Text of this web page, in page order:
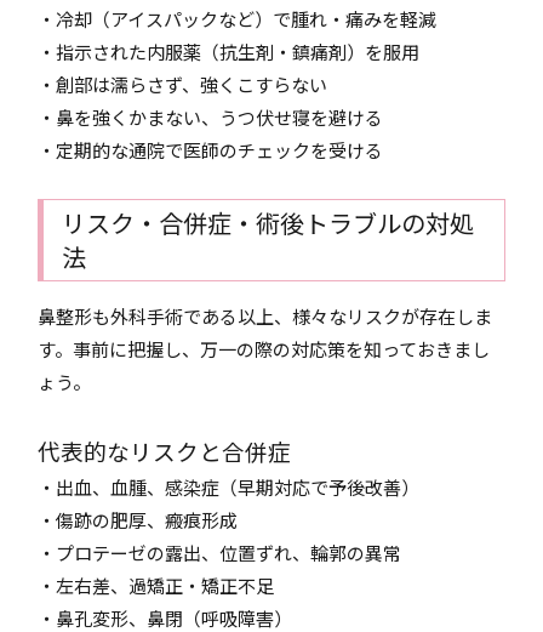
・冷却（アイスパックなど）で腫れ・痛みを軽減
・指示された内服薬（抗生剤・鎮痛剤）を服用
・創部は濡らさず、強くこすらない
・鼻を強くかまない、うつ伏せ寝を避ける
・定期的な通院で医師のチェックを受ける
リスク・合併症・術後トラブルの対処
法
鼻整形も外科手術である以上、様々なリスクが存在しま
す。事前に把握し、万一の際の対応策を知っておきまし
ょう。
代表的なリスクと合併症
・出血、血腫、感染症（早期対応で予後改善）
・傷跡の肥厚、瘢痕形成
・プロテーゼの露出、位置ずれ、輪郭の異常
・左右差、過矯正・矯正不足
・鼻孔変形、鼻閉（呼吸障害）